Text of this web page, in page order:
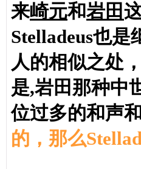
来崎元和岩田
Stelladeus也
人的相似之处
是,岩田那种中
位过多的和声
的，那么